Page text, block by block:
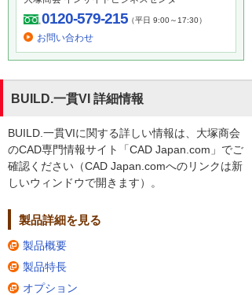
0120-579-215（平日 9:00～17:30）
お問い合わせ
BUILD.一貫VI 詳細情報
BUILD.一貫VIに関する詳しい情報は、大塚商会
のCAD専門情報サイト「CAD Japan.com」でご
確認ください（CAD Japan.comへのリンクは新
しいウィンドウで開きます）。
製品詳細を見る
製品概要
製品特長
オプション